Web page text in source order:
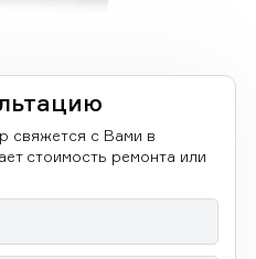
свяжется с Вами в
стоимость ремонта или